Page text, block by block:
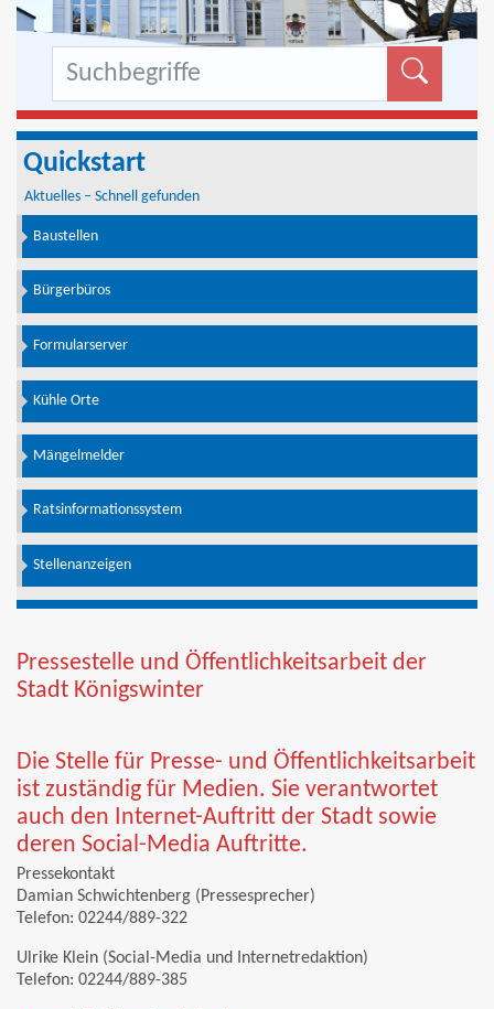
Quickstart
Aktuelles – Schnell gefunden
Baustellen
Bürgerbüros
Formularserver
Kühle Orte
Mängelmelder
Ratsinformationssystem
Stellenanzeigen
Pressestelle und Öffentlichkeitsarbeit der
Stadt Königswinter
Die Stelle für Presse- und Öffentlichkeitsarbeit
ist zuständig für Medien. Sie verantwortet
auch den Internet-Auftritt der Stadt sowie
deren Social-Media Auftritte.
Pressekontakt
Damian Schwichtenberg (Pressesprecher)
Telefon: 02244/889-322
Ulrike Klein (Social-Media und Internetredaktion)
Telefon: 02244/889-385